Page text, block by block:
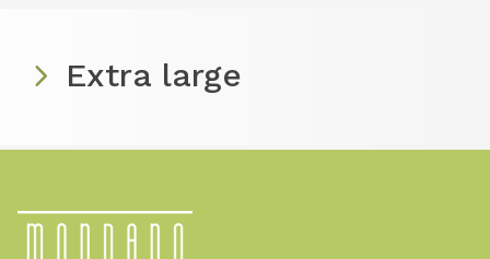
Extra large